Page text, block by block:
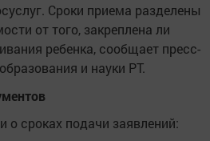
Сроки приема разделены
от того, закреплена ли
ребенка, сообщает пресс-
и науки РТ.
о сроках подачи заявлений: